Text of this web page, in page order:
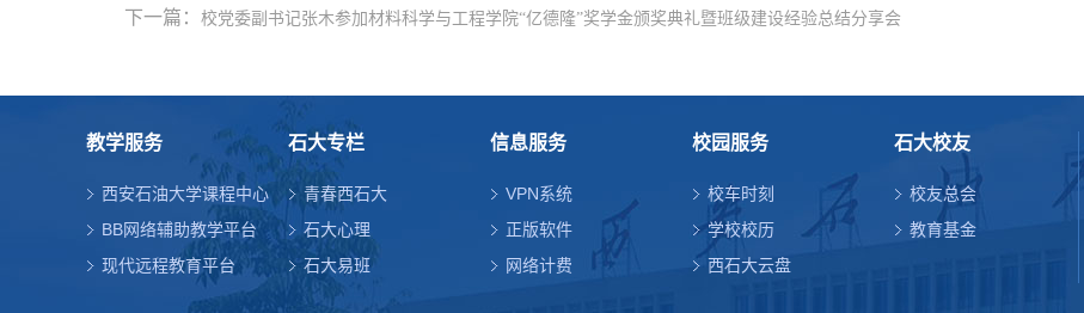
下一篇： 校党委副书记张木参加材料科学与工程学院“亿德隆”奖学金颁奖典礼暨班级建设经验总结分享会
教学服务
西安石油大学课程中心
BB网络辅助教学平台
现代远程教育平台
石大专栏
青春西石大
石大心理
石大易班
信息服务
VPN系统
正版软件
网络计费
校园服务
校车时刻
学校校历
西石大云盘
石大校友
校友总会
教育基金